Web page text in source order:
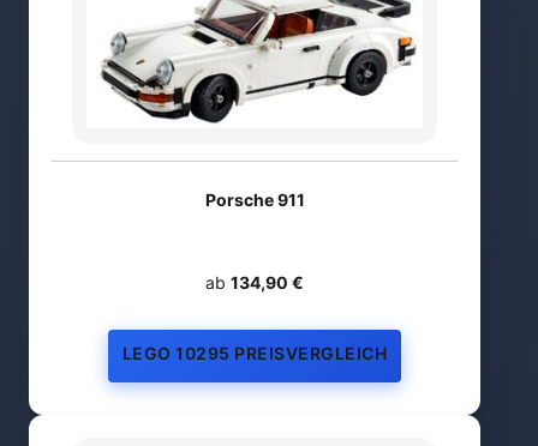
Porsche 911
ab 134,90 €
LEGO 10295 PREISVERGLEICH